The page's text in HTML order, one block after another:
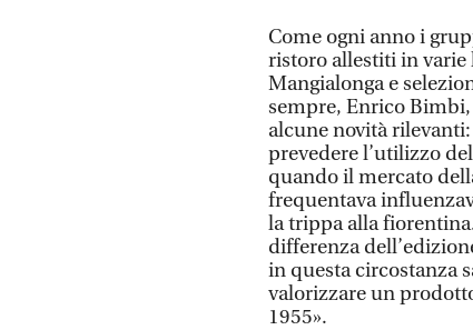
Come ogni anno i
ristoro allestiti in
Mangialonga e
sempre, Enrico
alcune novità
prevedere l’utilizzo
quando il mercato
frequentava
la trippa alla
differenza
in questa circostanza
valorizzare un
1955».